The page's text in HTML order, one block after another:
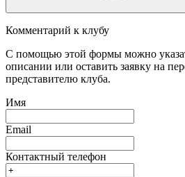
Комментарий к клубу
С помощью этой формы можно
описании или оставить заявку на
представителю клуба.
Имя
Email
Контактный телефон